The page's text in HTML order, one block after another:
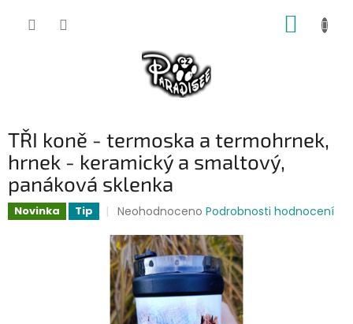
TŘI koně - termoska a termohrnek,
hrnek - keramický a smaltový,
panáková sklenka
Novinka Tip
Průměrné
produktu
je
0,0
z
5
hvězdiček.
Neohodnoceno Podrobnosti hodnocení